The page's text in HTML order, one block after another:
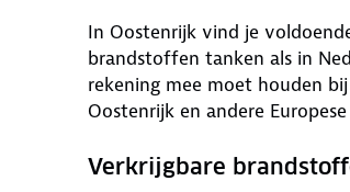
In Oostenrijk vind je
brandstoffen tanken als in
rekening mee moet houden
Oostenrijk en andere
Verkrijgbare